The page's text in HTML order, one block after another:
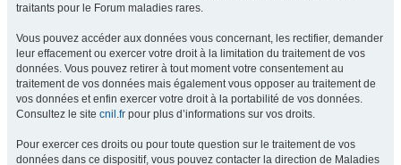
traitants pour le Forum maladies rares.
Vous pouvez accéder aux données vous concernant, les rectifier, demander
leur effacement ou exercer votre droit à la limitation du traitement de vos
données. Vous pouvez retirer à tout moment votre consentement au
traitement de vos données mais également vous opposer au traitement de
vos données et enfin exercer votre droit à la portabilité de vos données.
Consultez le site cnil.fr pour plus d’informations sur vos droits.
Pour exercer ces droits ou pour toute question sur le traitement de vos
données dans ce dispositif, vous pouvez contacter la direction de Maladies